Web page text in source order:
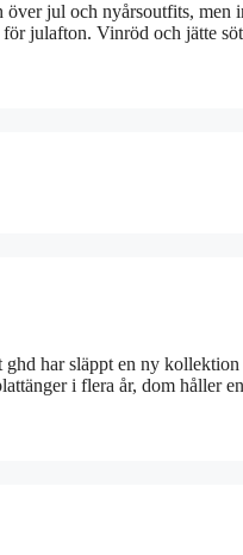
jul och nyårsoutfits, men
julafton. Vinröd och jätte
har släppt en ny
i flera år, dom